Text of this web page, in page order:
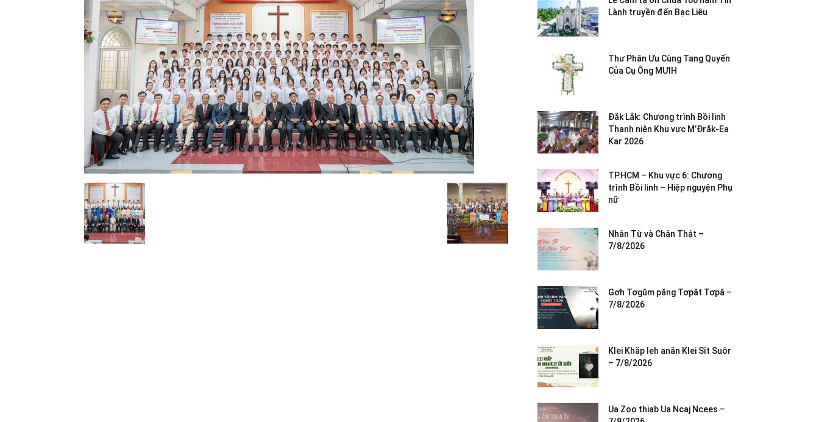
Việt
Nam
Lành truyền đến Bạc Liêu
Thư Phân Ưu Cùng Tang Quyến
Của Cụ Ông MƯIH
Đắk Lắk: Chương trình Bồi linh
Thanh niên Khu vực M’Đrắk-Ea
Kar 2026
TP.HCM – Khu vực 6: Chương
trình Bồi linh – Hiệp nguyện Phụ
nữ
Nhân Từ và Chân Thật –
7/8/2026
Gơh Tơgŭm păng Tơpăt Tơpă –
7/8/2026
Klei Khăp leh anăn Klei Sĭt Suôr
– 7/8/2026
Ua Zoo thiab Ua Ncaj Ncees –